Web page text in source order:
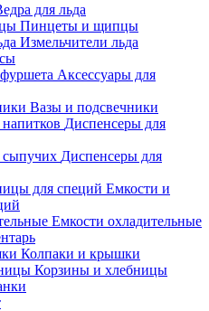
для льда
Пинцеты и щипцы
Измельчители льда
Аксессуары для
Вазы и подсвечники
Диспенсеры для
Диспенсеры для
Емкости и
Емкости охладительные
Колпаки и крышки
Корзины и хлебницы